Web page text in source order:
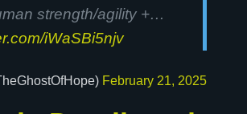
strength/agility +…
iWaSBi5njv
February 21, 2025